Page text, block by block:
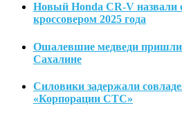
Новый Honda CR-V
кроссовером 2025 года
Ошалевшие медведи пришли
Сахалине
Силовики задержали
«Корпорации СТС»